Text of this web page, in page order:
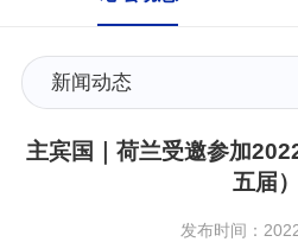
新闻动态
主宾国｜荷兰受邀参加
五届）
发布时间：